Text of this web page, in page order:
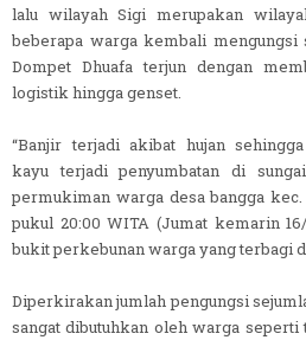
lalu wilayah Sigi merupakan
beberapa warga kembali mengungsi
Dompet Dhuafa terjun dengan
logistik hingga genset.
“Banjir terjadi akibat hujan
kayu terjadi penyumbatan di
permukiman warga desa bangga
pukul 20:00 WITA (Jumat kemarin
bukit perkebunan warga yang terbagi
Diperkirakan jumlah pengungsi
sangat dibutuhkan oleh warga